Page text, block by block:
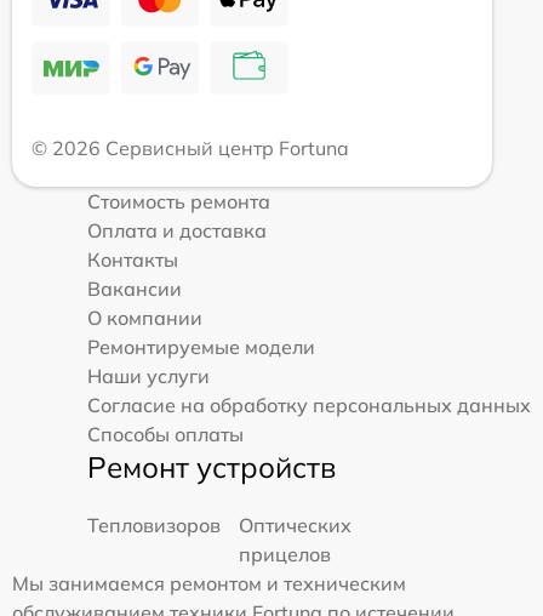
© 2026 Сервисный центр Fortuna
Стоимость ремонта
Оплата и доставка
Контакты
Вакансии
О компании
Ремонтируемые модели
Наши услуги
Согласие на обработку персональных данных
Способы оплаты
Ремонт устройств
Тепловизоров
Оптических
прицелов
Мы занимаемся ремонтом и техническим